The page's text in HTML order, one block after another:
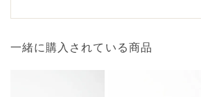
一緒に購入されている商品